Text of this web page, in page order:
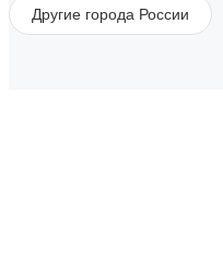
Другие города России